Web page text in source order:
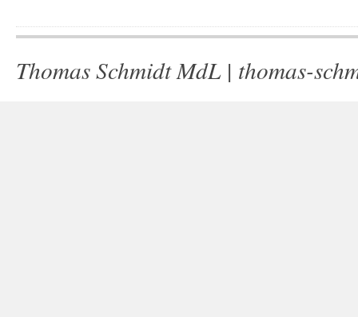
Thomas Schmidt MdL | thomas-